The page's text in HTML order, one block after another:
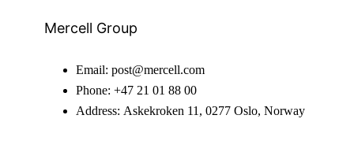
Mercell Group
Email: post@mercell.com
Phone: +47 21 01 88 00
Address: Askekroken 11, 0277 Oslo, Norway